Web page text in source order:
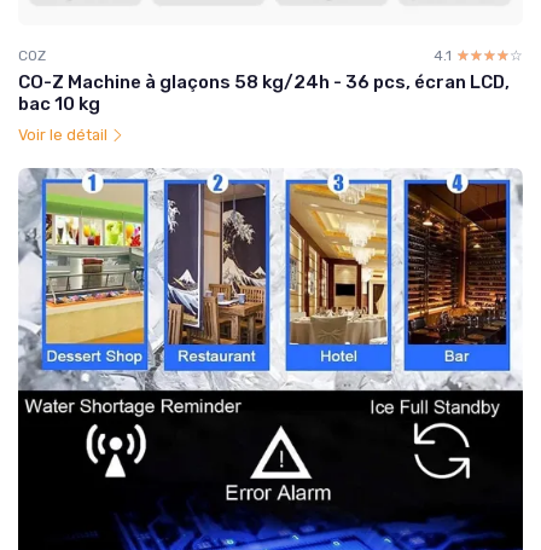
COZ 4.1 ☆☆☆☆☆
★★★★★
CO-Z Machine à glaçons 58 kg/24h - 36 pcs, écran LCD,
bac 10 kg
Voir le détail